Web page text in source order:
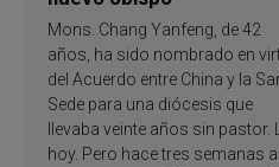
Mons. Chang Yanfeng, de 42
años, ha sido nombrado en
del Acuerdo entre China y la
Sede para una diócesis que
llevaba veinte años sin
hoy. Pero hace tres semanas